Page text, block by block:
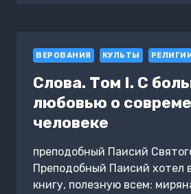
ВЕРОВАНИЯ КУЛЬТЫ РЕЛИГИИ
Слова. Том I. С
любовью о
человеке
преподобный Паисий
Преподобный Паисий хотел
книгу, полезную всем: